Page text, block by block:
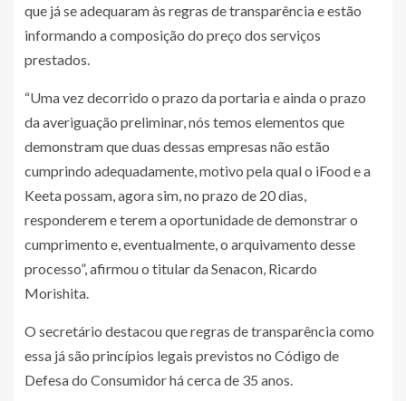
que já se adequaram às regras de transparência e estão
informando a composição do preço dos serviços
prestados.
“Uma vez decorrido o prazo da portaria e ainda o prazo
da averiguação preliminar, nós temos elementos que
demonstram que duas dessas empresas não estão
cumprindo adequadamente, motivo pela qual o iFood e a
Keeta possam, agora sim, no prazo de 20 dias,
responderem e terem a oportunidade de demonstrar o
cumprimento e, eventualmente, o arquivamento desse
processo”, afirmou o titular da Senacon, Ricardo
Morishita.
O secretário destacou que regras de transparência como
essa já são princípios legais previstos no Código de
Defesa do Consumidor há cerca de 35 anos.